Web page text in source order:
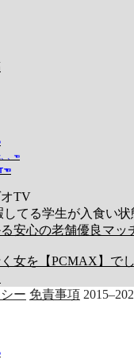
、、☜
TV
てる学生が入食い
女を【PCMAX】で
ー 免責事項